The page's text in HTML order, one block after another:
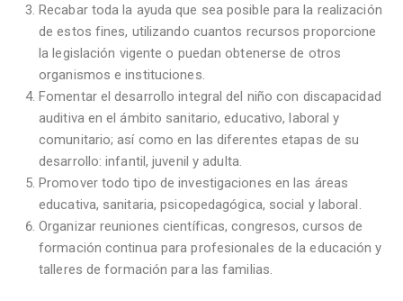
Recabar toda la ayuda que sea posible para la realización
de estos fines, utilizando cuantos recursos proporcione
la legislación vigente o puedan obtenerse de otros
organismos e instituciones.
Fomentar el desarrollo integral del niño con discapacidad
auditiva en el ámbito sanitario, educativo, laboral y
comunitario; así como en las diferentes etapas de su
desarrollo: infantil, juvenil y adulta.
Promover todo tipo de investigaciones en las áreas
educativa, sanitaria, psicopedagógica, social y laboral.
Organizar reuniones científicas, congresos, cursos de
formación continua para profesionales de la educación y
talleres de formación para las familias.